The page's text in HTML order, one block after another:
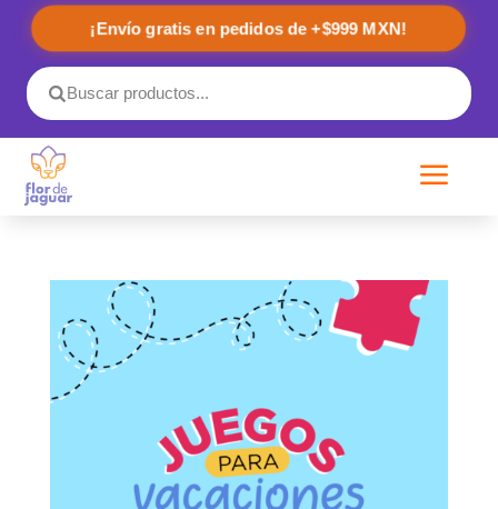
¡Envío gratis en pedidos de +$999 MXN!
a